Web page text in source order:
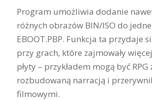
Program umożliwia dodanie
różnych obrazów BIN/ISO do
EBOOT.PBP. Funkcja ta przydaje
przy grach, które zajmowały
płyty – przykładem mogą być RPG
rozbudowaną narracją i
filmowymi.